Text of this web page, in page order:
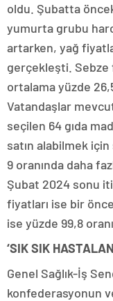
oldu. Şubatta
yumurta grubu
artarken, yağ
gerçekleşti. Sebze
ortalama yüzde
Vatandaşlar
seçilen 64 gıda
satın alabilmek
9 oranında daha
Şubat 2024 sonu
fiyatları ise bir
ise yüzde 99,8
‘SIK SIK
Genel Sağlık-İş
konfederasyonun